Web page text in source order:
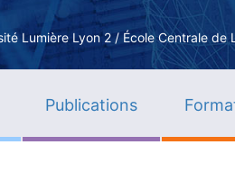
Lumière Lyon 2 / École Centrale de
Publications